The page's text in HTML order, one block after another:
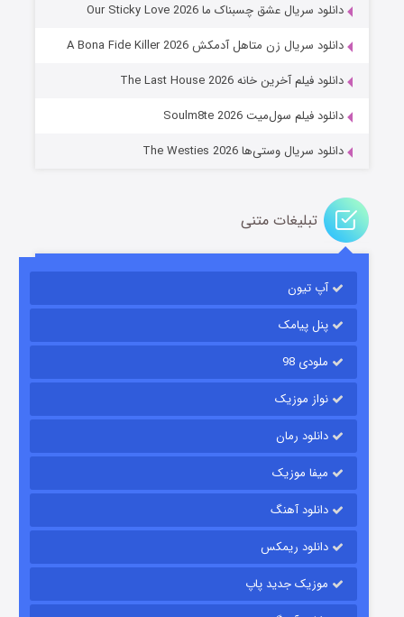
عملیات آپارتمان
قسمت۲ (زیرنویس) منتشر شد
مردگان متحرک: شهر مرده ۳
قسمت
دانلود سریال عشق چسبناک ما Our Sticky Love 2026
دانلود سریال زن متاهل آدمکش A Bona Fide Killer 2026
دانلود فیلم آخرین خانه The Last House 2026
دانلود فیلم سول‌میت Soulm8te 2026
دانلود سریال وستی‌ها The Westies 2026
تبلیغات متنی
آپ تیون
پنل پیامک
ملودی 98
نواز موزیک
دانلود رمان
میفا موزیک
دانلود آهنگ
دانلود ریمکس
موزیک جدید پاپ